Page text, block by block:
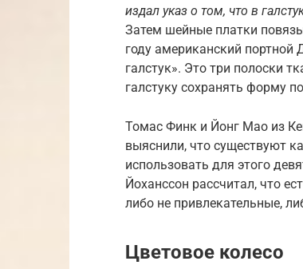
издал указ о том, что в
Затем шейные платки
году американский
галстук». Это три полоски
галстуку сохранять форму
Томас Финк и Йонг Мао из
выяснили, что существуют
использовать для этого
Йоханссон рассчитал, что
либо не привлекательные,
Цветовое колесо